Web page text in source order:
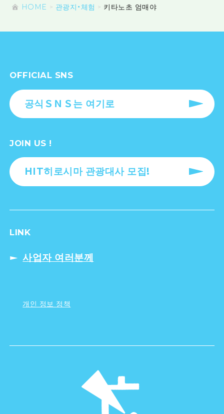
HOME 관광지・체험 키타노초 엄매야
OFFICIAL SNS
공식ＳＮＳ는 여기로
JOIN US !
HIT히로시마 관광대사 모집!
LINK
사업자 여러분께
개인 정보 정책